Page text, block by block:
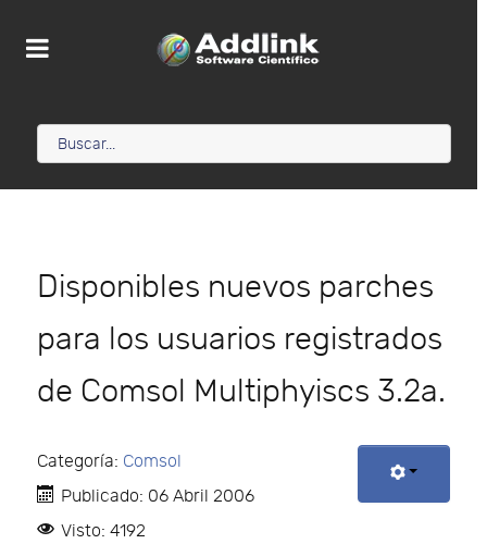
Disponibles nuevos parches
para los usuarios registrados
de Comsol Multiphyiscs 3.2a.
Categoría: Comsol
Publicado: 06 Abril 2006
Visto: 4192